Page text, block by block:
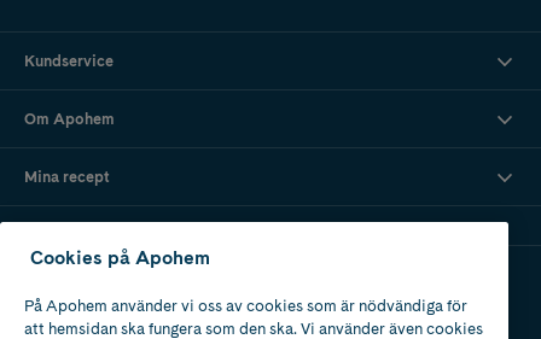
Kundservice
Om Apohem
Mina recept
Cookies på Apohem
På Apohem använder vi oss av cookies som är nödvändiga för
att hemsidan ska fungera som den ska. Vi använder även cookies